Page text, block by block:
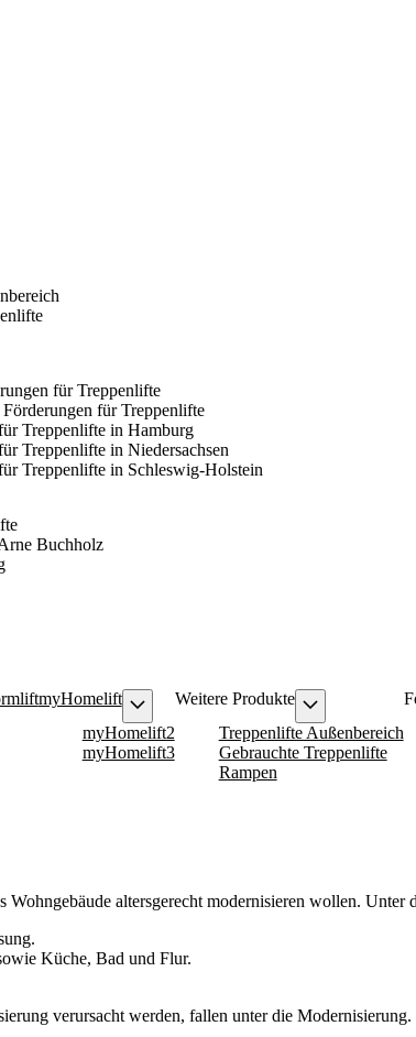
für Treppenlifte
für Treppenlifte
Treppenlifte in Hamburg
Treppenlifte in Niedersachsen
Treppenlifte in Schleswig-Holstein
Buchholz
myHomelift
myHomelift2
myHomelift3
Weitere Produkte
Treppenlifte Außenbereich
Gebrauchte Treppenlifte
Rampen
Wohngebäude altersgerecht modernisieren wollen.
Küche, Bad und Flur.
verursacht werden, fallen unter die Modernisierung.